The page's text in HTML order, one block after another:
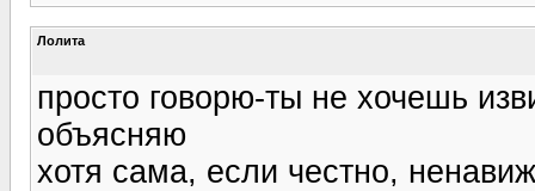
Лолита
просто говорю-ты не хочешь
объясняю
хотя сама, если честно,